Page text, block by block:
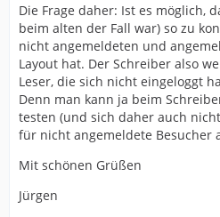
Die Frage daher: Ist es möglich,
beim alten der Fall war) so zu
nicht angemeldeten und
Layout hat. Der Schreiber also
Leser, die sich nicht eingeloggt
Denn man kann ja beim
testen (und sich daher auch
für nicht angemeldete Besucher
Mit schönen Grüßen
Jürgen